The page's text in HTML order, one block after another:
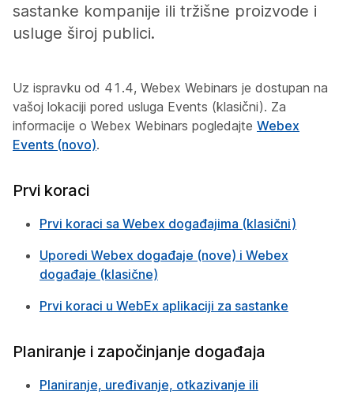
sastanke kompanije ili tržišne proizvode i
usluge široj publici.
Uz ispravku od 41.4, Webex Webinars je dostupan na
vašoj lokaciji pored usluga Events (klasični). Za
informacije o Webex Webinars pogledajte Webex
Events (novo).
Prvi koraci
Prvi koraci sa Webex događajima (klasični)
Uporedi Webex događaje (nove) i Webex
događaje (klasične)
Prvi koraci u WebEx aplikaciji za sastanke
Planiranje i započinjanje događaja
Planiranje, uređivanje, otkazivanje ili